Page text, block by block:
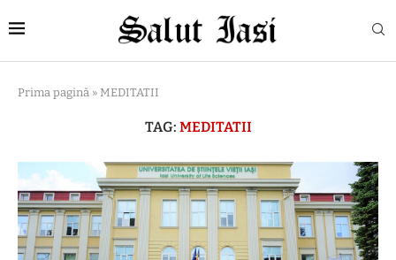
Prima pagină » MEDITATII
TAG: MEDITATII